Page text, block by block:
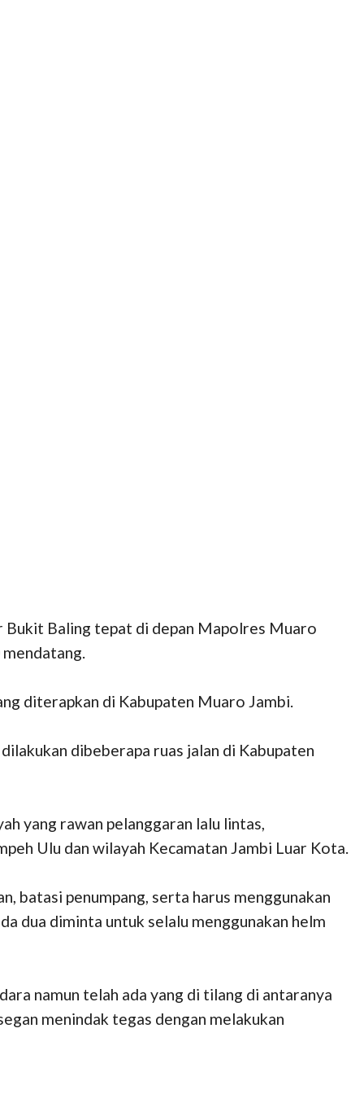
Baling tepat di depan Mapolres Muaro
diterapkan di Kabupaten Muaro Jambi.
dibeberapa ruas jalan di Kabupaten
yang rawan pelanggaran lalu lintas,
Ulu dan wilayah Kecamatan Jambi Luar Kota.
batasi penumpang, serta harus menggunakan
dua diminta untuk selalu menggunakan helm
namun telah ada yang di tilang di antaranya
menindak tegas dengan melakukan